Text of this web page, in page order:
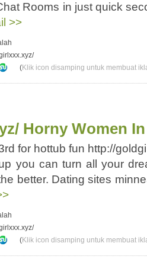
Rooms in just quick
>>
(Klik icon disamping untuk membuat
Horny Women
for hottub fun http://
you can turn all your
better. Dating sites
(Klik icon disamping untuk membuat